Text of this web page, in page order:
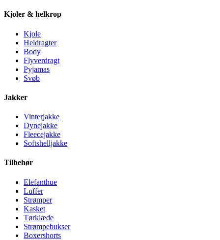
Kjoler & helkrop
Kjole
Heldragter
Body
Flyverdragt
Pyjamas
Svøb
Jakker
Vinterjakke
Dynejakke
Fleecejakke
Softshelljakke
Tilbehør
Elefanthue
Luffer
Strømper
Kasket
Tørklæde
Strømpebukser
Boxershorts